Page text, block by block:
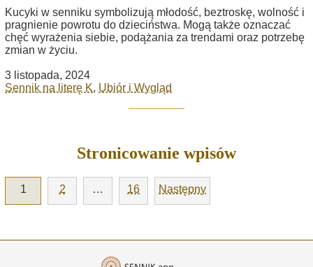
Kucyki w senniku symbolizują młodość, beztroskę, wolność i
pragnienie powrotu do dzieciństwa. Mogą także oznaczać
chęć wyrażenia siebie, podążania za trendami oraz potrzebę
zmian w życiu.
3 listopada, 2024
Sennik na literę K, Ubiór i Wygląd
Stronicowanie wpisów
1 2 … 16 Następny